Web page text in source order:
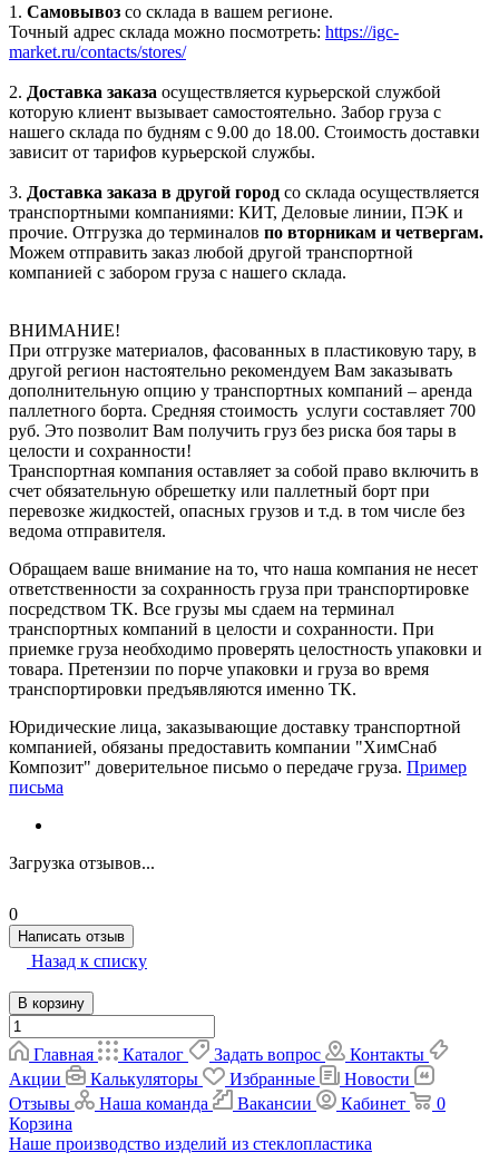
1. Самовывоз со склада в вашем регионе.
Точный адрес склада можно посмотреть: https://igc-
market.ru/contacts/stores/
2. Доставка заказа осуществляется курьерской службой
которую клиент вызывает самостоятельно. Забор груза с
нашего склада по будням с 9.00 до 18.00. Стоимость доставки
зависит от тарифов курьерской службы.
3. Доставка заказа в другой город со склада осуществляется
транспортными компаниями: КИТ, Деловые линии, ПЭК и
прочие. Отгрузка до терминалов по вторникам и четвергам.
Можем отправить заказ любой другой транспортной
компанией с забором груза с нашего склада.
ВНИМАНИЕ!
При отгрузке материалов, фасованных в пластиковую тару, в
другой регион настоятельно рекомендуем Вам заказывать
дополнительную опцию у транспортных компаний – аренда
паллетного борта. Средняя стоимость услуги составляет 700
руб. Это позволит Вам получить груз без риска боя тары в
целости и сохранности!
Транспортная компания оставляет за собой право включить в
счет обязательную обрешетку или паллетный борт при
перевозке жидкостей, опасных грузов и т.д. в том числе без
ведома отправителя.
Обращаем ваше внимание на то, что наша компания не несет
ответственности за сохранность груза при транспортировке
посредством ТК. Все грузы мы сдаем на терминал
транспортных компаний в целости и сохранности. При
приемке груза необходимо проверять целостность упаковки и
товара. Претензии по порче упаковки и груза во время
транспортировки предъявляются именно ТК.
Юридические лица, заказывающие доставку транспортной
компанией, обязаны предоставить компании "ХимСнаб
Композит" доверительное письмо о передаче груза. Пример
письма
Загрузка отзывов...
0
Написать отзыв
Назад к списку
В корзину
Главная Каталог Задать вопрос
Контакты
Акции
Калькуляторы Избранные
Новости
Отзывы
Наша команда Вакансии Кабинет
0
Корзина
Наше производство изделий из стеклопластика